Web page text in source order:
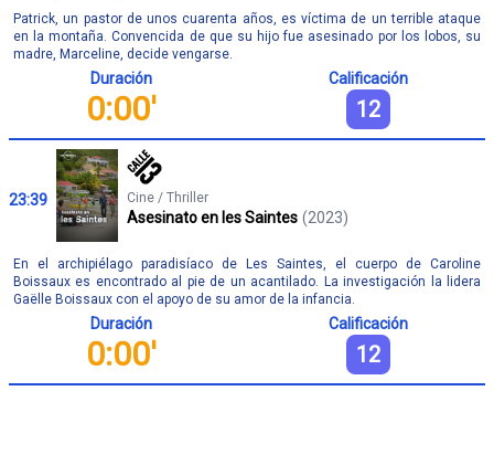
Patrick, un pastor de unos cuarenta años, es víctima de un terrible ataque
en la montaña. Convencida de que su hijo fue asesinado por los lobos, su
madre, Marceline, decide vengarse.
Duración
0:00'
Calificación
12
23:39 Cine / Thriller
Asesinato en les Saintes (2023)
En el archipiélago paradisíaco de Les Saintes, el cuerpo de Caroline
Boissaux es encontrado al pie de un acantilado. La investigación la lidera
Gaëlle Boissaux con el apoyo de su amor de la infancia.
Duración
0:00'
Calificación
12